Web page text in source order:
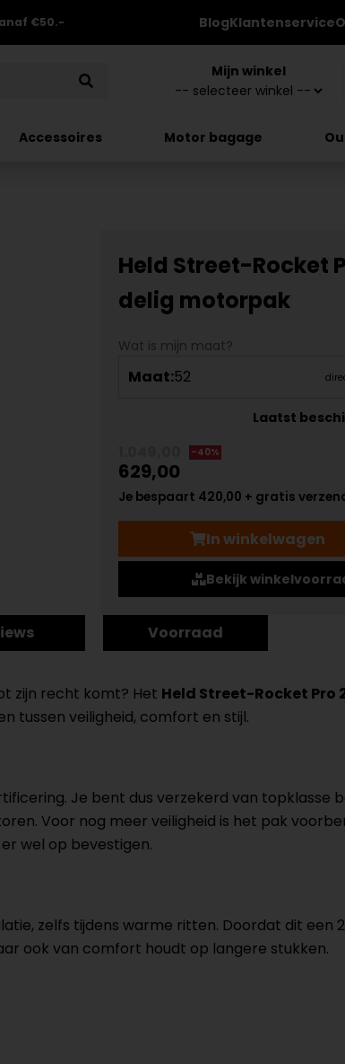
€50.- BlogKlantenservice
Mijn winkel
Accessoires Motor bagage
Held Street-Rocket
delig motorpak
Wat is mijn maat?
Maat:52
Laatst
-40%
629,00
Je bespaart 420,00 + gratis
In winkelwagen
Bekijk
Voorraad
zijn recht komt? Het Held Street-Rocket Pro
tussen veiligheid, comfort en stijl.
Je bent dus verzekerd van topklasse
Voor nog meer veiligheid is het pak
wel op bevestigen.
zelfs tijdens warme ritten. Doordat dit een
ook van comfort houdt op langere stukken.